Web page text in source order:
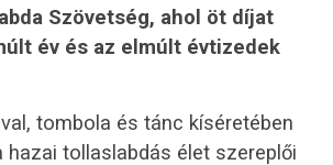
Szövetség, ahol öt díjat
év és az elmúlt évtizedek
tombola és tánc kíséretében
hazai tollaslabdás élet szereplői